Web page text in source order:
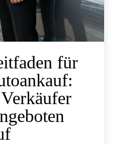
für